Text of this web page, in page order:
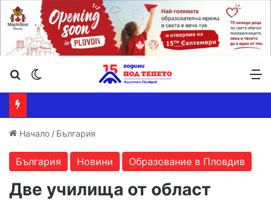
Търсене ...
Начало / България
България Новини Образование в Пловдив
Две училища от област